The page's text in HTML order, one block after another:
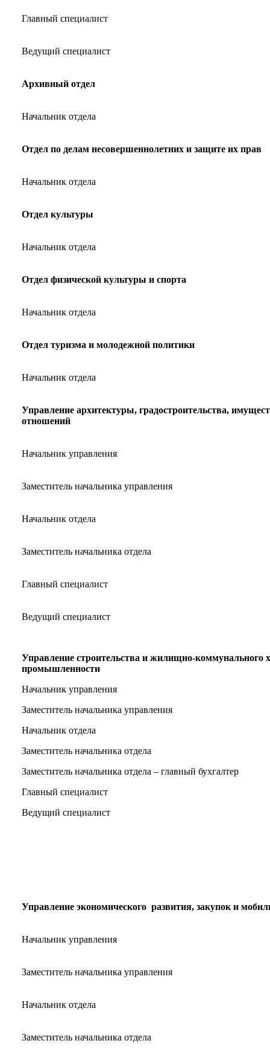
Главный специалист
Ведущий специалист
Архивный отдел
Начальник отдела
Отдел по делам несовершеннолетних и защите их прав
Начальник отдела
Отдел культуры
Начальник отдела
Отдел физической культуры и спорта
Начальник отдела
Отдел туризма и молодежной политики
Начальник отдела
Управление архитектуры, градостроительства,
отношений
Начальник управления
Заместитель начальника управления
Начальник отдела
Заместитель начальника отдела
Главный специалист
Ведущий специалист
Управление строительства и жилищно-коммунального
промышленности
Начальник управления
Заместитель начальника управления
Начальник отдела
Заместитель начальника отдела
Заместитель начальника отдела – главный бухгалтер
Главный специалист
Ведущий специалист
Управление экономического развития, закупок и
Начальник управления
Заместитель начальника управления
Начальник отдела
Заместитель начальника отдела